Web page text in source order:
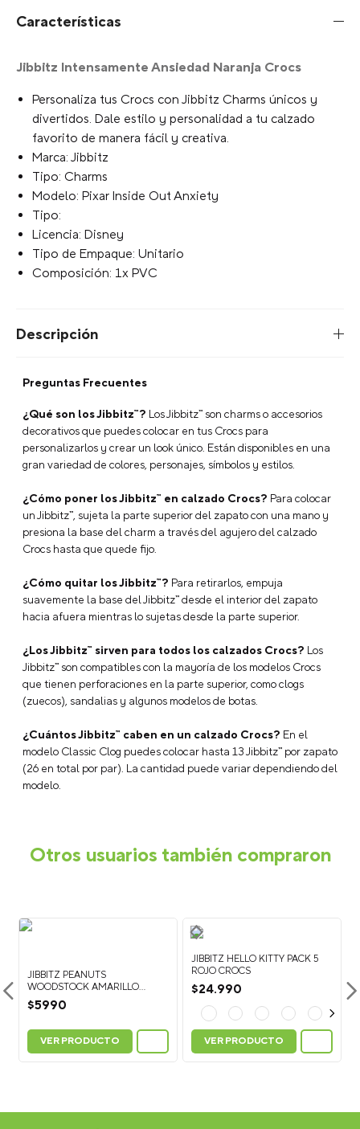
Características
Jibbitz Intensamente Ansiedad Naranja Crocs
Personaliza tus Crocs con Jibbitz Charms únicos y
divertidos. Dale estilo y personalidad a tu calzado
favorito de manera fácil y creativa.
Marca: Jibbitz
Tipo: Charms
Modelo: Pixar Inside Out Anxiety
Tipo:
Licencia: Disney
Tipo de Empaque: Unitario
Composición: 1x PVC
Descripción
Preguntas Frecuentes
¿Qué son los Jibbitz™? Los Jibbitz™ son charms o accesorios
decorativos que puedes colocar en tus Crocs para
personalizarlos y crear un look único. Están disponibles en una
gran variedad de colores, personajes, símbolos y estilos.
¿Cómo poner los Jibbitz™ en calzado Crocs? Para colocar
un Jibbitz™, sujeta la parte superior del zapato con una mano y
presiona la base del charm a través del agujero del calzado
Crocs hasta que quede fijo.
¿Cómo quitar los Jibbitz™? Para retirarlos, empuja
suavemente la base del Jibbitz™ desde el interior del zapato
hacia afuera mientras lo sujetas desde la parte superior.
¿Los Jibbitz™ sirven para todos los calzados Crocs? Los
Jibbitz™ son compatibles con la mayoría de los modelos Crocs
que tienen perforaciones en la parte superior, como clogs
(zuecos), sandalias y algunos modelos de botas.
¿Cuántos Jibbitz™ caben en un calzado Crocs? En el
modelo Classic Clog puedes colocar hasta 13 Jibbitz™ por zapato
(26 en total por par). La cantidad puede variar dependiendo del
modelo.
Otros usuarios también compraron
JIBBITZ PEANUTS
WOODSTOCK AMARILLO
CROCS
$5990
VER PRODUCTO
JIBBITZ HELLO KITTY PACK 5
ROJO CROCS
$24.990
VER PRODUCTO